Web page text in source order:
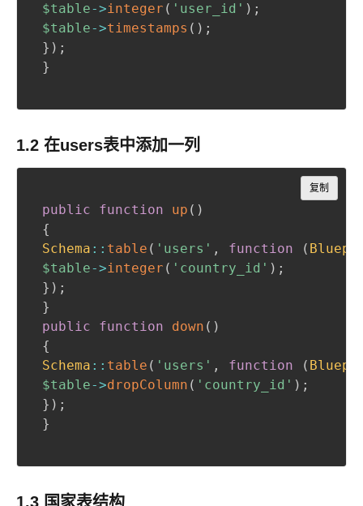
$table->integer ( 'user_id' ) ;
$table->timestamps ( ) ;
} ) ;
}
1.2 在users表中添加一列
public function up ( )
{
Schema :: table ( 'users' , function (
$table->integer ( 'country_id' ) ;
} ) ;
}
public
function down ( )
{
Schema :: table ( 'users' , function (
$table->dropColumn ( 'country_id' ) ;
} ) ;
}
复制
Copy
1.3 国家表结构